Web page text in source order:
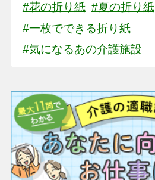
#花の折り紙 #夏の折り紙
#一枚でできる折り紙
#気になるあの介護施設